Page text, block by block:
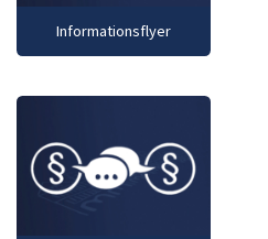
Informationsflyer